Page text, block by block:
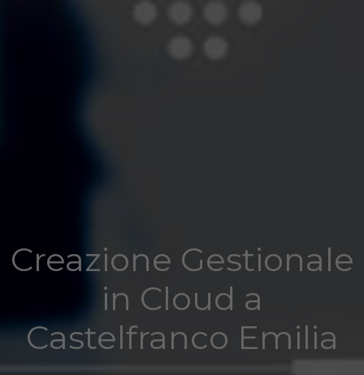
Creazione Gestionale
in Cloud a
Castelfranco Emilia